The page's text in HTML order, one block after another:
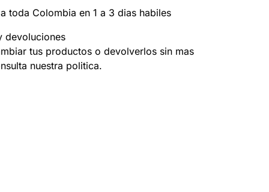
toda Colombia en 1 a 3 dias habiles
devoluciones
tus productos o devolverlos sin mas
nuestra politica.